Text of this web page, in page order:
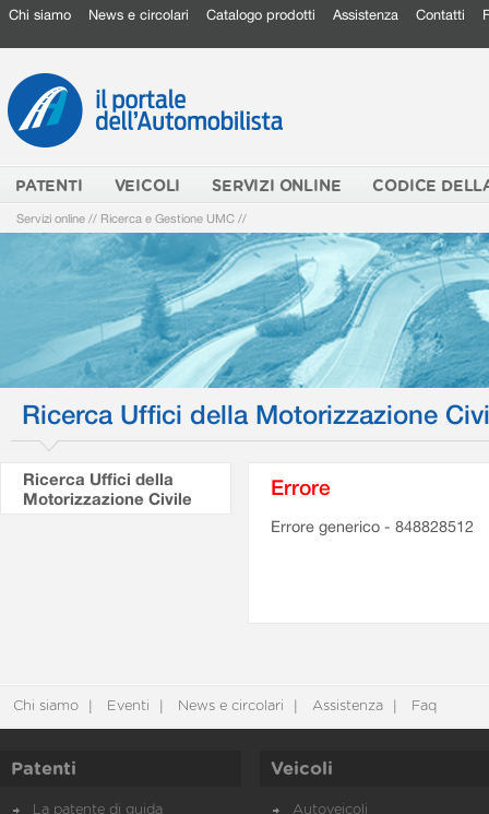
Chi siamo News e circolari Catalogo prodotti Assistenza Contatti
PATENTI VEICOLI SERVIZI ONLINE CODICE
Servizi online // Ricerca e Gestione UMC //
Ricerca Uffici della Motorizzazione
Ricerca Uffici della
Motorizzazione Civile
Errore
Errore generico - 848828512
Chi siamo Eventi News e circolari Assistenza Faq
Patenti
La patente di guida
Veicoli
Autoveicoli